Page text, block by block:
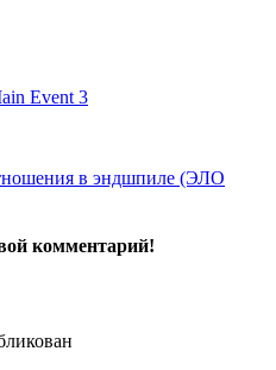
Event 3
в эндшпиле (ЭЛО
комментарий!